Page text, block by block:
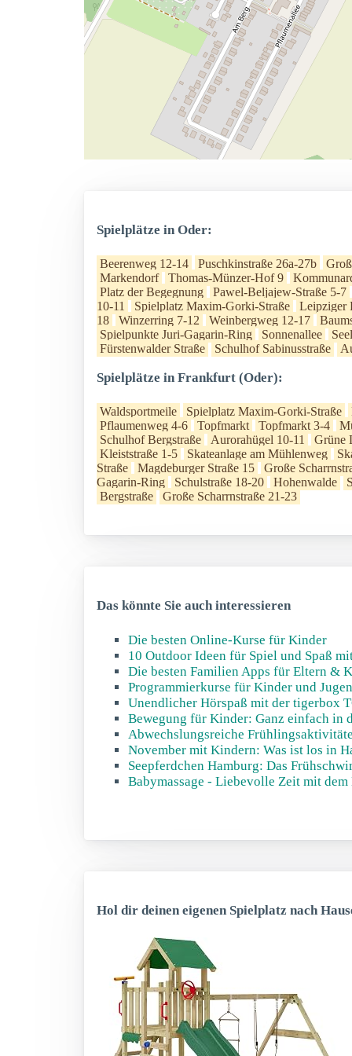
Spielplätze in Oder:
Beerenweg 12-14 Puschkinstraße 26a-27b
Markendorf
Thomas-Münzer-Hof 9
Platz der Begegnung
Pawel-Beljajew-Straße 5-7
10-11
Spielplatz Maxim-Gorki-Straße
Leipziger
18
Winzerring 7-12 Weinbergweg 12-17
Spielpunkte Juri-Gagarin-Ring
Sonnenallee
Fürstenwalder Straße
Schulhof Sabinusstraße
Spielplätze in Frankfurt (Oder):
Waldsportmeile Spielplatz Maxim-Gorki-Straße
Pflaumenweg 4-6
Topfmarkt Topfmarkt 3-4
Schulhof Bergstraße
Aurorahügel 10-11
Grüne
Kleiststraße 1-5
Skateanlage am Mühlenweg
Straße
Magdeburger Straße 15
Große
Gagarin-Ring
Schulstraße 18-20 Hohenwalde
Bergstraße
Große Scharrnstraße 21-23
Das könnte Sie auch interessieren
Die besten Online-Kurse für Kinder
10 Outdoor Ideen für Spiel und Spaß
Die besten Familien Apps für Eltern &
Programmierkurse für Kinder und
Unendlicher Hörspaß mit der tigerbox
Bewegung für Kinder: Ganz einfach in
Abwechslungsreiche
November mit Kindern: Was ist los in
Seepferdchen Hamburg: Das
Babymassage - Liebevolle Zeit mit dem
Hol dir deinen eigenen Spielplatz nach